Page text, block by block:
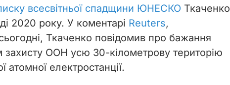
всесвітньої спадщини ЮНЕСКО Ткаченко
2020 року. У коментарі Reuters,
Ткаченко повідомив про бажання
захисту ООН усю 30-кілометрову територію
атомної електростанції.